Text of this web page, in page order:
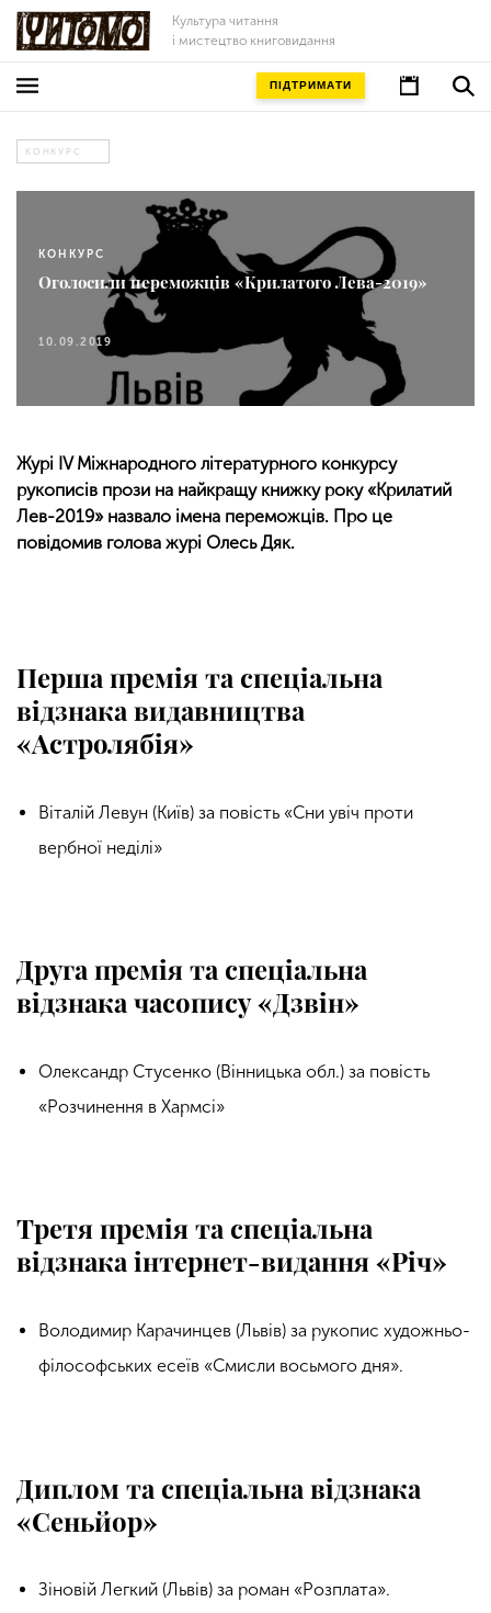
Культура читання
і мистецтво книговидання
ПІДТРИМАТИ
КОНКУРС
КОНКУРС
Оголосили переможців «Крилатого Лева-2019»
10.09.2019
Журі IV Міжнародного літературного конкурсу
рукописів прози на найкращу книжку року «Крилатий
Лев-2019» назвало імена переможців. Про це
повідомив голова журі Олесь Дяк.
Перша премія та спеціальна
відзнака видавництва
«Астролябія»
Віталій Левун (Київ) за повість «Сни увіч проти
вербної неділі»
Друга премія та спеціальна
відзнака часопису «Дзвін»
Олександр Стусенко (Вінницька обл.) за повість
«Розчинення в Хармсі»
Третя премія та спеціальна
відзнака інтернет-видання «Річ»
Володимир Карачинцев (Львів) за рукопис художньо-
філософських есеїв «Смисли восьмого дня».
Диплом та спеціальна відзнака
«Сеньйор»
Зіновій Легкий (Львів) за роман «Розплата».